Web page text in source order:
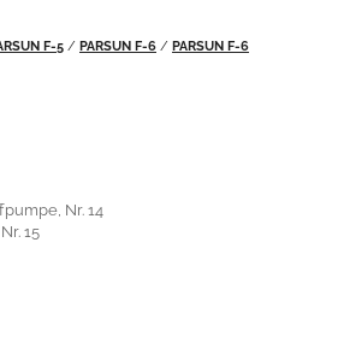
F-5 / PARSUN F-6 / PARSUN F-6
Nr. 14
15